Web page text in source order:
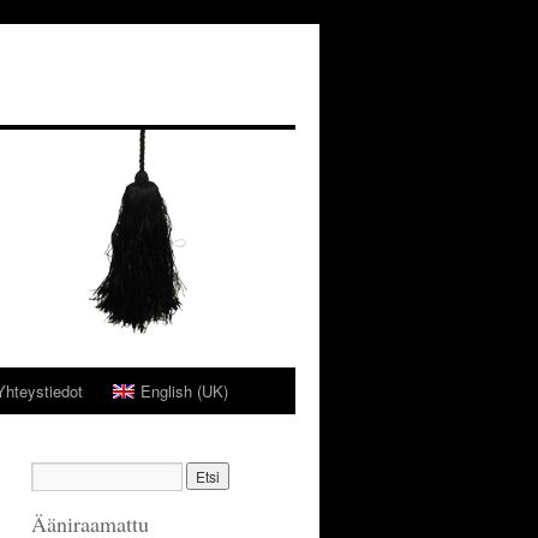
English (UK)
Ääniraamattu